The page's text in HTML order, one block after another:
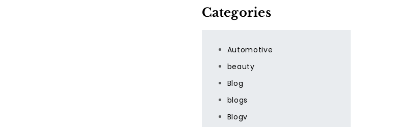
Categories
Automotive
beauty
Blog
blogs
Blogv